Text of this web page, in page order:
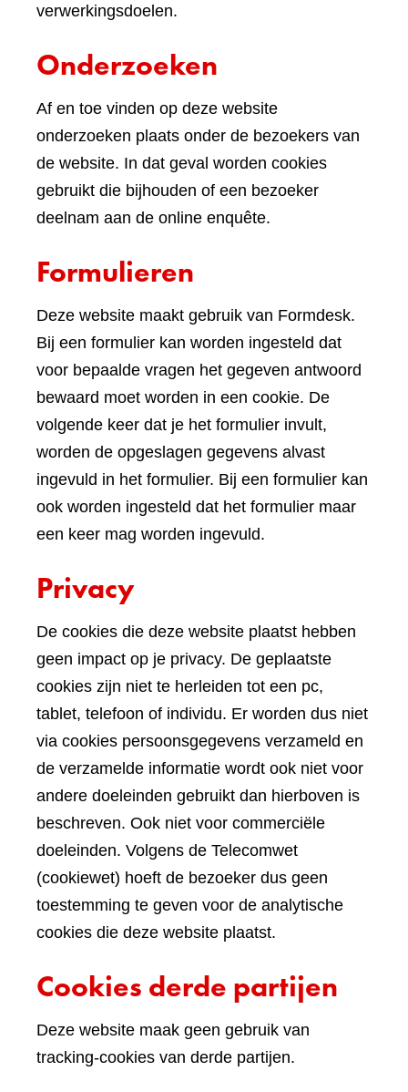
verwerkingsdoelen.
Onderzoeken
Af en toe vinden op deze website
onderzoeken plaats onder de bezoekers van
de website. In dat geval worden cookies
gebruikt die bijhouden of een bezoeker
deelnam aan de online enquête.
Formulieren
Deze website maakt gebruik van Formdesk.
Bij een formulier kan worden ingesteld dat
voor bepaalde vragen het gegeven antwoord
bewaard moet worden in een cookie. De
volgende keer dat je het formulier invult,
worden de opgeslagen gegevens alvast
ingevuld in het formulier. Bij een formulier kan
ook worden ingesteld dat het formulier maar
een keer mag worden ingevuld.
Privacy
De cookies die deze website plaatst hebben
geen impact op je privacy. De geplaatste
cookies zijn niet te herleiden tot een pc,
tablet, telefoon of individu. Er worden dus niet
via cookies persoonsgegevens verzameld en
de verzamelde informatie wordt ook niet voor
andere doeleinden gebruikt dan hierboven is
beschreven. Ook niet voor commerciële
doeleinden. Volgens de Telecomwet
(cookiewet) hoeft de bezoeker dus geen
toestemming te geven voor de analytische
cookies die deze website plaatst.
Cookies derde partijen
Deze website maak geen gebruik van
tracking-cookies van derde partijen.